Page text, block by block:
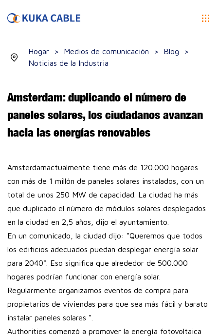
Hogar > Medios de comunicación > Blog >
Noticias de la Industria
Amsterdam: duplicando el número de
paneles solares, los ciudadanos avanzan
hacia las energías renovables
Amsterdamactualmente tiene más de 120.000 hogares
con más de 1 millón de paneles solares instalados, con un
total de unos 250 MW de capacidad. La ciudad ha más
que duplicado el número de módulos solares desplegados
en la ciudad en 2,5 años, dijo el ayuntamiento.
En un comunicado, la ciudad dijo: "Queremos que todos
los edificios adecuados puedan desplegar energía solar
para 2040". Eso significa que alrededor de 500.000
hogares podrían funcionar con energía solar.
Regularmente organizamos eventos de compra para
propietarios de viviendas para que sea más fácil y barato
instalar paneles solares ".
Authorities comenzó a promover la energía fotovoltaica